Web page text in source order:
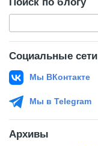
Социальные сети
Мы ВКонтакте
Мы в Telegram
Архивы